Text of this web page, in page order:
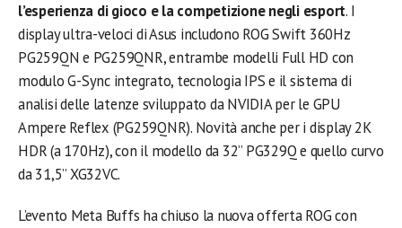
l’esperienza di gioco e la competizione negli esport. I
display ultra-veloci di Asus includono ROG Swift 360Hz
PG259QN e PG259QNR, entrambe modelli Full HD con
modulo G-Sync integrato, tecnologia IPS e il sistema di
analisi delle latenze sviluppato da NVIDIA per le GPU
Ampere Reflex (PG259QNR). Novità anche per i display 2K
HDR (a 170Hz), con il modello da 32” PG329Q e quello curvo
da 31,5” XG32VC.
L’evento Meta Buffs ha chiuso la nuova offerta ROG con